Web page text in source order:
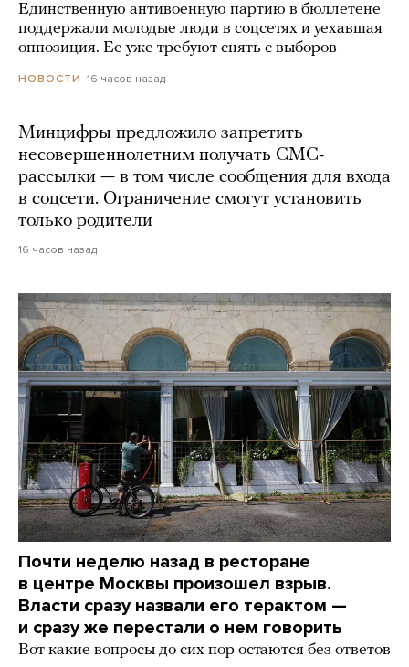
Единственную антивоенную партию в бюллетене
поддержали молодые люди в соцсетях и уехавшая
оппозиция. Ее уже требуют снять с выборов
НОВОСТИ 16 часов назад
Минцифры предложило запретить
несовершеннолетним получать СМС-
рассылки — в том числе сообщения для входа
в соцсети. Ограничение смогут установить
только родители
16 часов назад
Почти неделю назад в ресторане
в центре Москвы произошел взрыв.
Власти сразу назвали его терактом —
и сразу же перестали о нем говорить
Вот какие вопросы до сих пор остаются без ответов